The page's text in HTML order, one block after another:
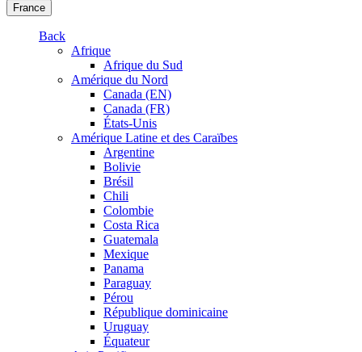
France
Back
Afrique
Afrique du Sud
Amérique du Nord
Canada (EN)
Canada (FR)
États-Unis
Amérique Latine et des Caraïbes
Argentine
Bolivie
Brésil
Chili
Colombie
Costa Rica
Guatemala
Mexique
Panama
Paraguay
Pérou
République dominicaine
Uruguay
Équateur